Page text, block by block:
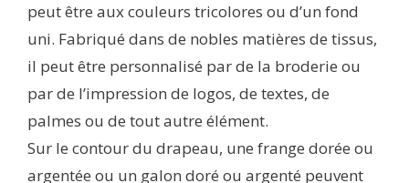
peut être aux couleurs tricolores ou d’un fond
uni. Fabriqué dans de nobles matières de tissus,
il peut être personnalisé par de la broderie ou
par de l’impression de logos, de textes, de
palmes ou de tout autre élément.
Sur le contour du drapeau, une frange dorée ou
argentée ou un galon doré ou argenté peuvent